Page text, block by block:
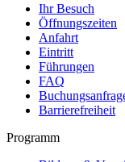
Ihr Besuch
Öffnungszeiten
Anfahrt
Eintritt
Führungen
FAQ
Barrierefreiheit
Programm